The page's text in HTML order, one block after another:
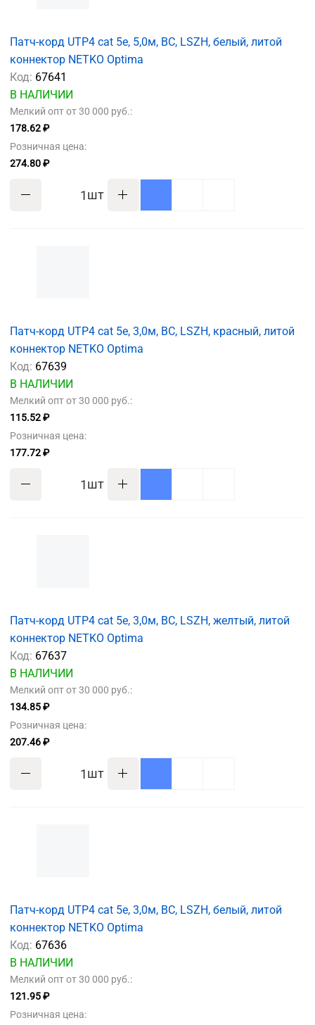
Патч-корд UTP4 cat 5e, 5,0м, ВС, LSZH, белый, литой
коннектор NETKO Optima
Код: 67641
В НАЛИЧИИ
Мелкий опт от 30 000 руб.:
178.62 ₽
Розничная цена:
274.80 ₽
шт
Патч-корд UTP4 cat 5e, 3,0м, ВС, LSZH, красный, литой
коннектор NETKO Optima
Код: 67639
В НАЛИЧИИ
Мелкий опт от 30 000 руб.:
115.52 ₽
Розничная цена:
177.72 ₽
шт
Патч-корд UTP4 cat 5e, 3,0м, ВС, LSZH, желтый, литой
коннектор NETKO Optima
Код: 67637
В НАЛИЧИИ
Мелкий опт от 30 000 руб.:
134.85 ₽
Розничная цена:
207.46 ₽
шт
Патч-корд UTP4 cat 5e, 3,0м, ВС, LSZH, белый, литой
коннектор NETKO Optima
Код: 67636
В НАЛИЧИИ
Мелкий опт от 30 000 руб.:
121.95 ₽
Розничная цена: